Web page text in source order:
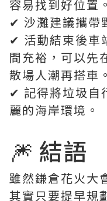
容易找到好位置。
✔ 沙灘建議攜帶
✔ 活動結束後車
間充裕，可以先
散場人潮再搭車。
✔ 記得將垃圾自
麗的海岸環境。
🎆 結語
雖然鎌倉花火大
其實只要提早規